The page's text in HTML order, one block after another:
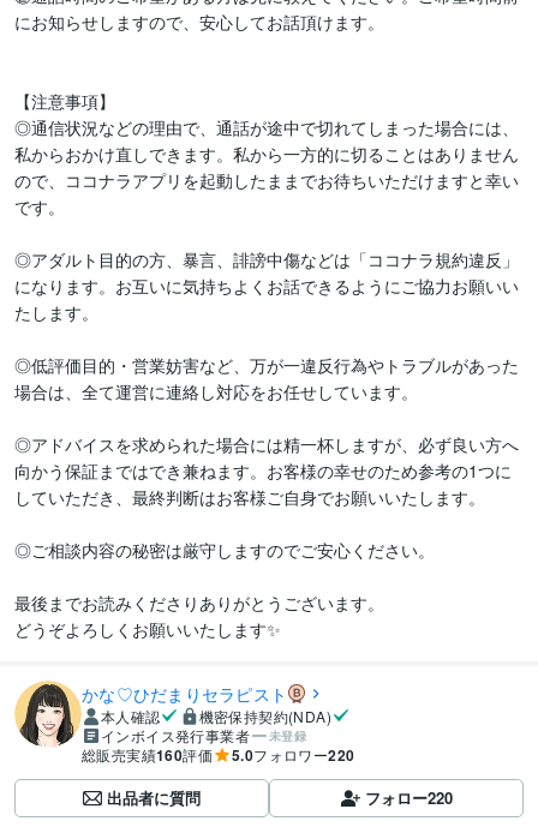
にお知らせしますので、安心してお話頂けます。
【注意事項】
◎通信状況などの理由で、通話が途中で切れてしまった場合には、
私からおかけ直しできます。私から一方的に切ることはありません
ので、ココナラアプリを起動したままでお待ちいただけますと幸い
です。
◎アダルト目的の方、暴言、誹謗中傷などは「ココナラ規約違反」
になります。お互いに気持ちよくお話できるようにご協力お願いい
たします。
◎低評価目的・営業妨害など、万が一違反行為やトラブルがあった
場合は、全て運営に連絡し対応をお任せしています。
◎アドバイスを求められた場合には精一杯しますが、必ず良い方へ
向かう保証まではでき兼ねます。お客様の幸せのため参考の1つに
していただき、最終判断はお客様ご自身でお願いいたします。
◎ご相談内容の秘密は厳守しますのでご安心ください。
最後までお読みくださりありがとうございます。
どうぞよろしくお願いいたします✨
かな♡ひだまりセラピスト
本人確認
機密保持契約(NDA)
インボイス発行事業者
未登録
総販売実績160評価 5.0フォロワー220
出品者に質問 フォロー220